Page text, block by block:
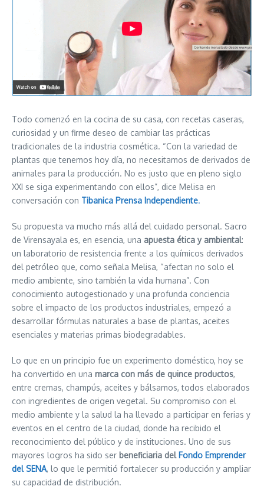
Todo comenzó en la cocina de su casa, con recetas caseras,
curiosidad y un firme deseo de cambiar las prácticas
tradicionales de la industria cosmética. “Con la variedad de
plantas que tenemos hoy día, no necesitamos de derivados de
animales para la producción. No es justo que en pleno siglo
XXI se siga experimentando con ellos”, dice Melisa en
conversación con Tibanica Prensa Independiente.
Su propuesta va mucho más allá del cuidado personal. Sacro
de Virensayala es, en esencia, una apuesta ética y ambiental:
un laboratorio de resistencia frente a los químicos derivados
del petróleo que, como señala Melisa, “afectan no solo el
medio ambiente, sino también la vida humana”. Con
conocimiento autogestionado y una profunda conciencia
sobre el impacto de los productos industriales, empezó a
desarrollar fórmulas naturales a base de plantas, aceites
esenciales y materias primas biodegradables.
Lo que en un principio fue un experimento doméstico, hoy se
ha convertido en una marca con más de quince productos,
entre cremas, champús, aceites y bálsamos, todos elaborados
con ingredientes de origen vegetal. Su compromiso con el
medio ambiente y la salud la ha llevado a participar en ferias y
eventos en el centro de la ciudad, donde ha recibido el
reconocimiento del público y de instituciones. Uno de sus
mayores logros ha sido ser beneficiaria del Fondo Emprender
del SENA, lo que le permitió fortalecer su producción y ampliar
su capacidad de distribución.